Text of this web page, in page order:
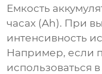
Емкость
часах (Ah). При
интенсивность
Например, если
использоваться